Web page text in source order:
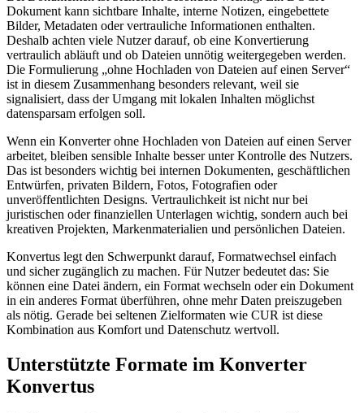
Dokument kann sichtbare Inhalte, interne Notizen, eingebettete
Bilder, Metadaten oder vertrauliche Informationen enthalten.
Deshalb achten viele Nutzer darauf, ob eine Konvertierung
vertraulich abläuft und ob Dateien unnötig weitergegeben werden.
Die Formulierung „ohne Hochladen von Dateien auf einen Server“
ist in diesem Zusammenhang besonders relevant, weil sie
signalisiert, dass der Umgang mit lokalen Inhalten möglichst
datensparsam erfolgen soll.
Wenn ein Konverter ohne Hochladen von Dateien auf einen Server
arbeitet, bleiben sensible Inhalte besser unter Kontrolle des Nutzers.
Das ist besonders wichtig bei internen Dokumenten, geschäftlichen
Entwürfen, privaten Bildern, Fotos, Fotografien oder
unveröffentlichten Designs. Vertraulichkeit ist nicht nur bei
juristischen oder finanziellen Unterlagen wichtig, sondern auch bei
kreativen Projekten, Markenmaterialien und persönlichen Dateien.
Konvertus legt den Schwerpunkt darauf, Formatwechsel einfach
und sicher zugänglich zu machen. Für Nutzer bedeutet das: Sie
können eine Datei ändern, ein Format wechseln oder ein Dokument
in ein anderes Format überführen, ohne mehr Daten preiszugeben
als nötig. Gerade bei seltenen Zielformaten wie CUR ist diese
Kombination aus Komfort und Datenschutz wertvoll.
Unterstützte Formate im Konverter
Konvertus